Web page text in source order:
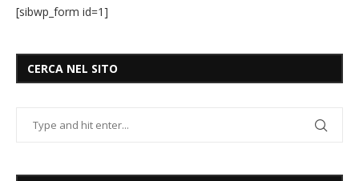
[sibwp_form id=1]
CERCA NEL SITO